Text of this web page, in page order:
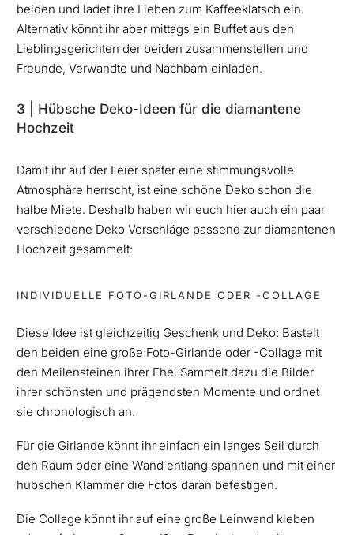
beiden und ladet ihre Lieben zum Kaffeeklatsch ein.
Alternativ könnt ihr aber mittags ein Buffet aus den
Lieblingsgerichten der beiden zusammenstellen und
Freunde, Verwandte und Nachbarn einladen.
3 | Hübsche Deko-Ideen für die diamantene
Hochzeit
Damit ihr auf der Feier später eine stimmungsvolle
Atmosphäre herrscht, ist eine schöne Deko schon die
halbe Miete. Deshalb haben wir euch hier auch ein paar
verschiedene Deko Vorschläge passend zur diamantenen
Hochzeit gesammelt:
INDIVIDUELLE FOTO-GIRLANDE ODER -COLLAGE
Diese Idee ist gleichzeitig Geschenk und Deko: Bastelt
den beiden eine große Foto-Girlande oder -Collage mit
den Meilensteinen ihrer Ehe. Sammelt dazu die Bilder
ihrer schönsten und prägendsten Momente und ordnet
sie chronologisch an.
Für die Girlande könnt ihr einfach ein langes Seil durch
den Raum oder eine Wand entlang spannen und mit einer
hübschen Klammer die Fotos daran befestigen.
Die Collage könnt ihr auf eine große Leinwand kleben